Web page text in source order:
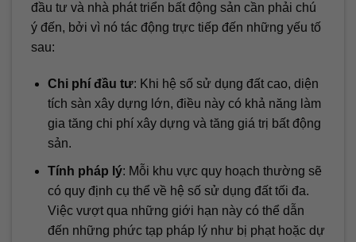
đầu tư và nhà phát triển bất động sản cần phải chú
ý đến, bởi vì nó tác động trực tiếp đến những yếu tố
sau:
Chi phí đầu tư: Khi hệ số sử dụng đất cao, diện
tích sàn xây dựng lớn, điều này có khả năng làm
gia tăng chi phí xây dựng và tăng giá trị bất động
sản.
Tính pháp lý: Mỗi khu vực quy hoạch thường sẽ
có quy định cụ thể về hệ số sử dụng đất tối đa.
Việc vượt qua những giới hạn này có thể dẫn
đến những phức tạp pháp lý như bị phạt hoặc dự